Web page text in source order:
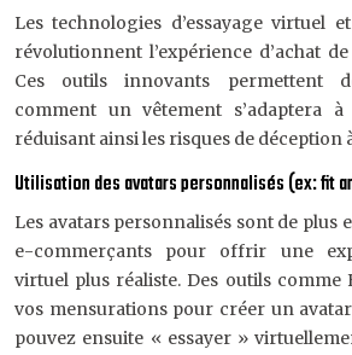
Les technologies d’essayage virtuel
révolutionnent l’expérience d’achat
Ces outils innovants permettent
comment un vêtement s’adaptera
réduisant ainsi les risques de déception
Utilisation des avatars personnalisés (ex: fit
Les avatars personnalisés sont de plus
e-commerçants pour offrir une
virtuel plus réaliste. Des outils comme
vos mensurations pour créer un
pouvez ensuite « essayer »